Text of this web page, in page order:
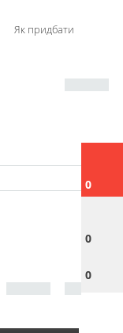
Як придбати
0
0
0